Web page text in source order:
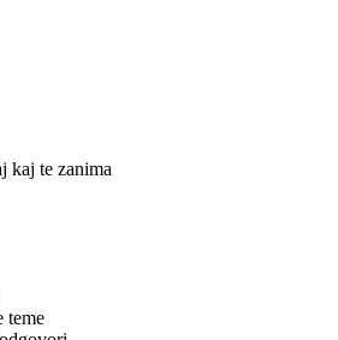
kaj te zanima
teme